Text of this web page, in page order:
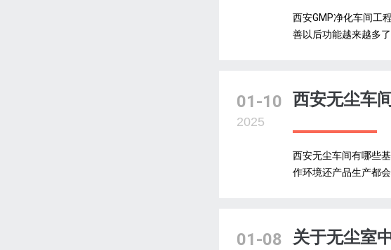
西安GMP净化车间工
善以后功能越来越多
01-10
2025
西安无尘车
西安无尘车间有哪些
作环境还产品生产都
01-08 关于无尘室